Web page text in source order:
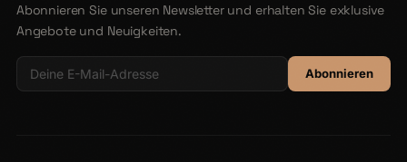
Abonnieren Sie unseren Newsletter und erhalten Sie exklusive
Angebote und Neuigkeiten.
Abonnieren